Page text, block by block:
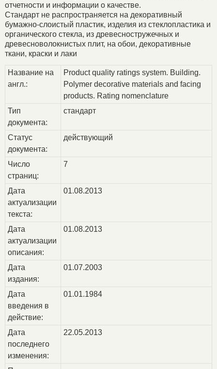
отчетности и информации о качестве.
Стандарт не распространяется на декоративный
бумажно-слоистый пластик, изделия из стеклопластика и
органического стекла, из древесностружечных и
древесноволокнистых плит, на обои, декоративные
ткани, краски и лаки
Название на
англ.:
Product quality ratings system. Building.
Polymer decorative materials and facing
products. Rating nomenclature
Тип
документа:
стандарт
Статус
документа:
действующий
Число
страниц:
7
Дата
актуализации
текста:
01.08.2013
Дата
актуализации
описания:
01.08.2013
Дата
издания:
01.07.2003
Дата
введения в
действие:
01.01.1984
Дата
последнего
изменения:
22.05.2013